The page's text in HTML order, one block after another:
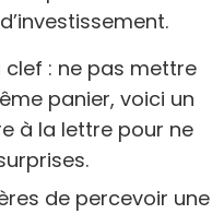
: ne pas mettre
panier, voici un
à la lettre pour ne
de percevoir une